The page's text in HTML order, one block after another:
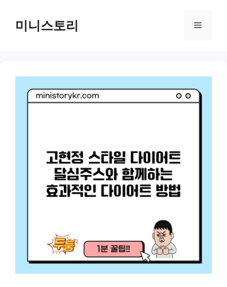
content미니스토리 Menu